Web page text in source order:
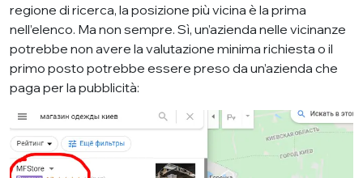
regione di ricerca, la posizione più vicina è la prima
nell’elenco. Ma non sempre. Sì, un’azienda nelle vicinanze
potrebbe non avere la valutazione minima richiesta o il
primo posto potrebbe essere preso da un’azienda che
paga per la pubblicità: